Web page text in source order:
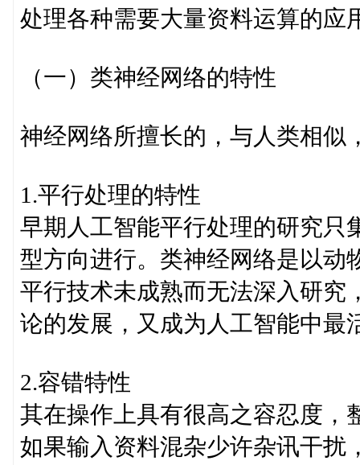
处理各种需要大量资料运算的应
（一）类神经网络的特性
神经网络所擅长的，与人类相似
1.平行处理的特性
早期人工智能平行处理的研究只
型方向进行。类神经网络是以动
平行技术未成熟而无法深入研究
论的发展，又成为人工智能中最
2.容错特性
其在操作上具有很高之容忍度，
如果输入资料混杂少许杂讯干扰